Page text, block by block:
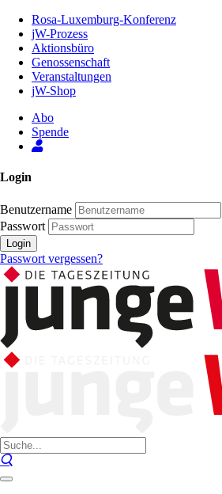
Inhalt
Seite
Rosa-Luxemburg-Konferenz
jW-Prozess
Aktionsbüro
Genossenschaft
Veranstaltungen
jW-Shop
Abo
Spende
Login
Benutzername
Passwort
Login
Passwort vergessen?